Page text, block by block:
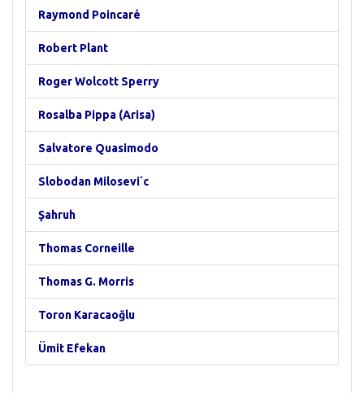
Raymond Poincaré
Robert Plant
Roger Wolcott Sperry
Rosalba Pippa (Arisa)
Salvatore Quasimodo
Slobodan Milosevi´c
Şahruh
Thomas Corneille
Thomas G. Morris
Toron Karacaoğlu
Ümit Efekan